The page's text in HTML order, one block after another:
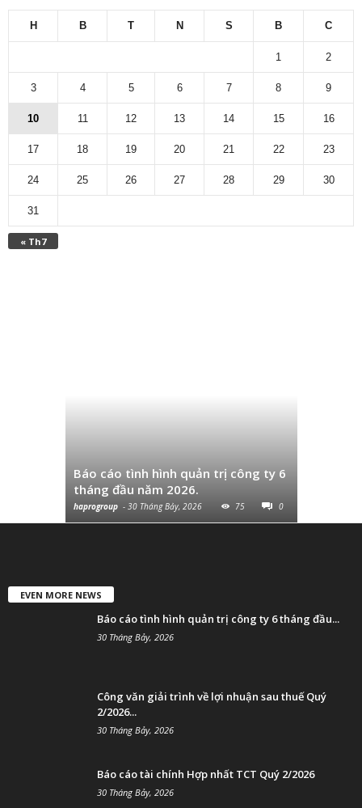
H B T N S B C
« Th7
1 2
3 4 5 6 7 8 9
10 11 12 13 14 15 16
17 18 19 20 21 22 23
24 25 26 27 28 29 30
31
Báo cáo tình hình quản trị công ty 6
tháng đầu năm 2026.
haprogroup - 30 Tháng Bảy, 2026 75 0
EVEN MORE NEWS
Báo cáo tình hình quản trị công ty 6 tháng đầu...
30 Tháng Bảy, 2026
Công văn giải trình về lợi nhuận sau thuế Quý
2/2026...
30 Tháng Bảy, 2026
Báo cáo tài chính Hợp nhất TCT Quý 2/2026
30 Tháng Bảy, 2026